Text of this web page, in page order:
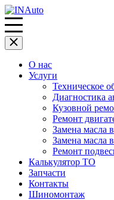
О нас
Услуги
Техническое
Диагностика
Кузовной
Ремонт
Замена
Замена масла
Ремонт
Калькулятор ТО
Запчасти
Контакты
Шиномонтаж